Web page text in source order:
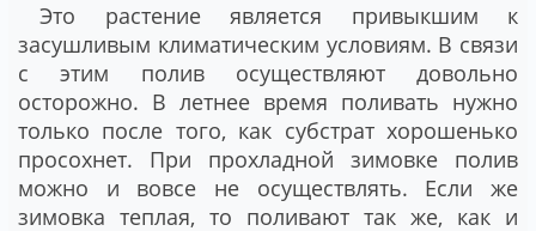
Это растение является привыкшим к
засушливым климатическим условиям. В связи
с этим полив осуществляют довольно
осторожно. В летнее время поливать нужно
только после того, как субстрат хорошенько
просохнет. При прохладной зимовке полив
можно и вовсе не осуществлять. Если же
зимовка теплая, то поливают так же, как и